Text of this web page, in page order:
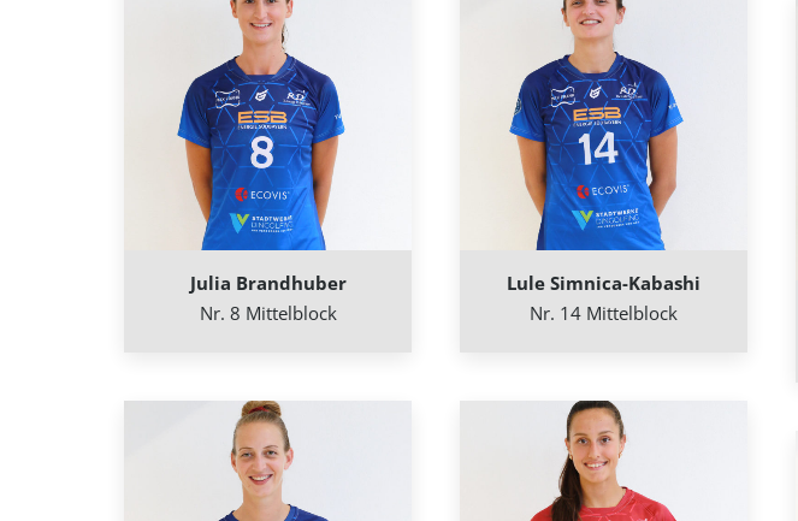
Julia Brandhuber
Nr. 8 Mittelblock
Lule Simnica-Kabashi
Nr. 14 Mittelblock